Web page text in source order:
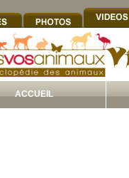
ACCUEIL